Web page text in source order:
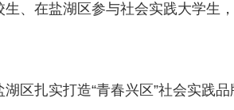
生、在盐湖区参与社会实践大学生
湖区扎实打造“青春兴区”社会实践